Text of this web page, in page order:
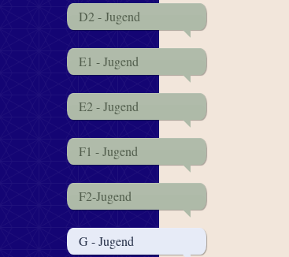
D2 - Jugend
E1 - Jugend
E2 - Jugend
F1 - Jugend
F2-Jugend
G - Jugend